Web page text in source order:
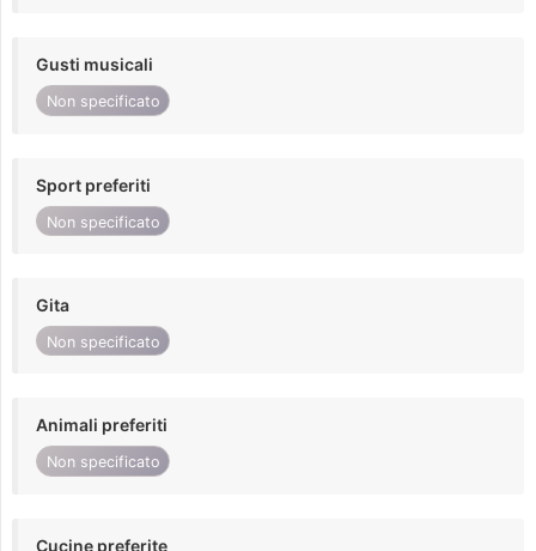
Gusti musicali
Non specificato
Sport preferiti
Non specificato
Gita
Non specificato
Animali preferiti
Non specificato
Cucine preferite